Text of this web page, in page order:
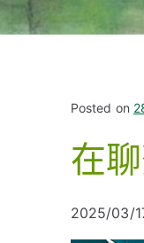
Posted on
在
2025/03/